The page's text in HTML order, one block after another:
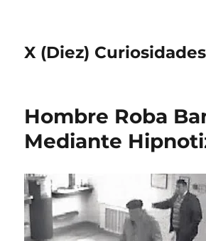
X (Diez) Curiosidades
Hombre Roba
Mediante